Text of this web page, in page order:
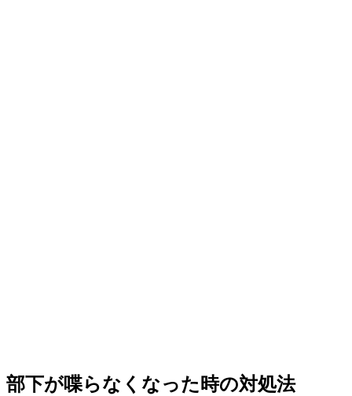
部下が喋らなくなった時の対処法